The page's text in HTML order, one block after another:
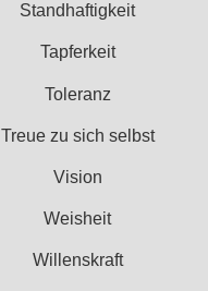
Standhaftigkeit
Tapferkeit
Toleranz
Treue zu sich selbst
Vision
Weisheit
Willenskraft